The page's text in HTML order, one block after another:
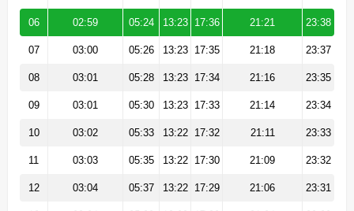
06 02:59 05:24 13:23 17:36 21:21 23:38
07 03:00 05:26 13:23 17:35 21:18 23:37
08 03:01 05:28 13:23 17:34 21:16 23:35
09 03:01 05:30 13:23 17:33 21:14 23:34
10 03:02 05:33 13:22 17:32 21:11 23:33
11 03:03 05:35 13:22 17:30 21:09 23:32
12 03:04 05:37 13:22 17:29 21:06 23:31